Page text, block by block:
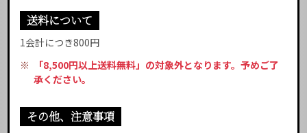
送料について
1会計につき800円
※
「8,500円以上送料無料」の対象外となります。予めご了
承ください。
その他、注意事項